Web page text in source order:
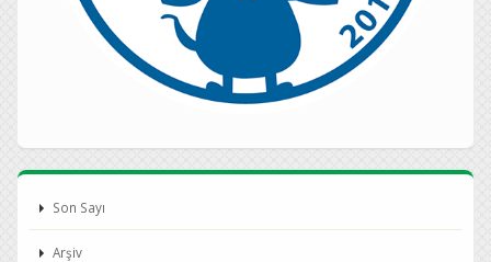
Son Sayı
Arşiv